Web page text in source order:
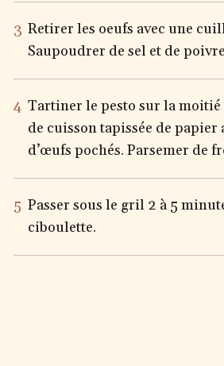
Retirer les oeufs avec une
Saupoudrer de sel et de
Tartiner le pesto sur la
de cuisson tapissée de
d’œufs pochés. Parsemer de
Passer sous le gril 2 à 5
ciboulette.